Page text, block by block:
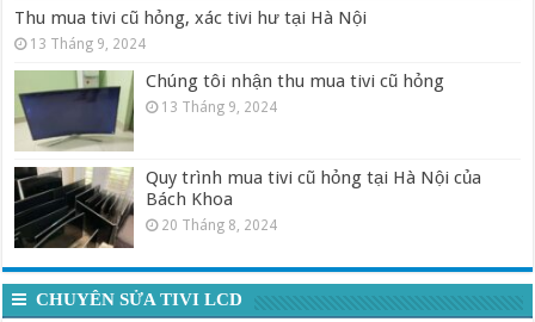
Thu mua tivi cũ hỏng, xác tivi hư tại Hà Nội
13 Tháng 9, 2024
Chúng tôi nhận thu mua tivi cũ hỏng
13 Tháng 9, 2024
Quy trình mua tivi cũ hỏng tại Hà Nội của
Bách Khoa
20 Tháng 8, 2024
CHUYÊN SỬA TIVI LCD